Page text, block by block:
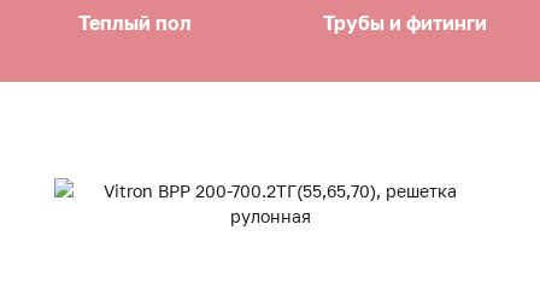
Теплый пол Трубы и фитинги